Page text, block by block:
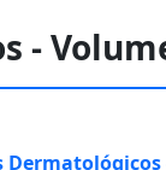
-
Dermatológicos